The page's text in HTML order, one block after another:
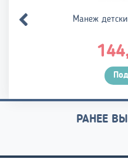
Манеж
РАНЕЕ